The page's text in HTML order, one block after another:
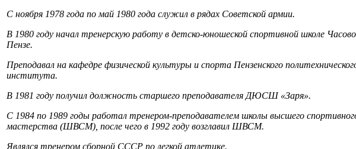
С ноября 1978 года по май 1980 года служил в рядах Советской армии.
В 1980 году начал тренерскую работу в детско-юношеской спортивной школе
Пензе.
Преподавал на кафедре физической культуры и спорта Пензенского
института.
В 1981 году получил должность старшего преподавателя ДЮСШ «Заря».
С 1984 по 1989 годы работал тренером-преподавателем школы высшего
мастерства (ШВСМ), после чего в 1992 году возглавил ШВСМ.
Являлся тренером сборной СССР по легкой атлетике.